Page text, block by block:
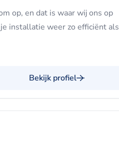
op, en dat is waar wij ons op
installatie weer zo efficiënt als
Bekijk profiel